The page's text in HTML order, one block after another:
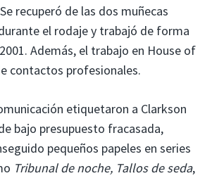
recuperó de las dos muñecas
el rodaje y trabajó de forma
Además, el trabajo en House of
contactos profesionales.
etiquetaron a Clarkson
bajo presupuesto fracasada,
pequeños papeles en series
Tribunal de noche, Tallos de seda,